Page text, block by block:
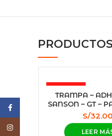
AGOTADO
NEW
TRAMPA –
SANSON – GT –
S/32.00
LEER
Facebook